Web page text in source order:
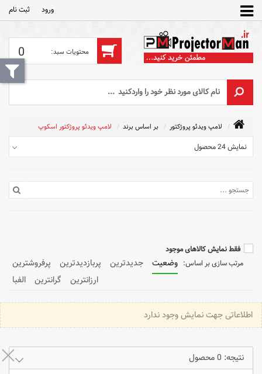
ورود ثبت‌ نام
0
لامپ ویدئو پروژکتور بر اساس برند لامپ ویدئو پروژکتور اسکوپ
نمایش 24 محصول
فقط نمایش کالاهای موجود
وضعیت جدیدترین پربازدیدترین
پرفروشترین
ارزانترین
گرانترین الفبا
اطلاعاتی جهت نمایش وجود ندارد
نتیجه: 0 محصول